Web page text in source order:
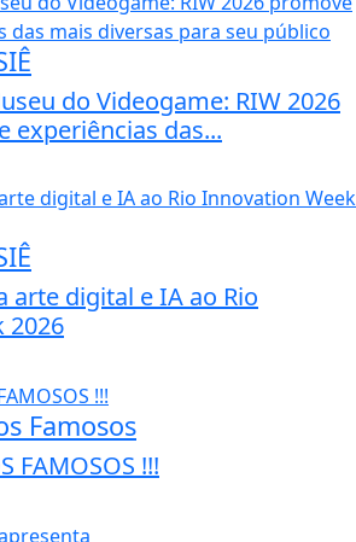
do Videogame: RIW 2026
experiências das...
arte digital e IA ao Rio
2026
Famosos
FAMOSOS !!!